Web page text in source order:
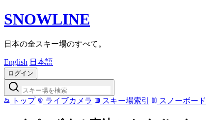
SNOWLINE
日本の全スキー場のすべて。
English 日本語
ログイン
トップ ライブカメラ スキー場索引 スノーボード